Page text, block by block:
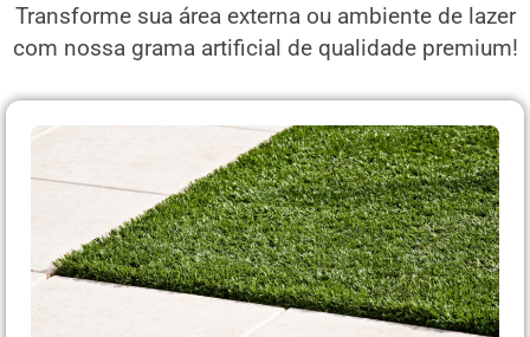
Transforme sua área externa ou ambiente de lazer
com nossa grama artificial de qualidade premium!